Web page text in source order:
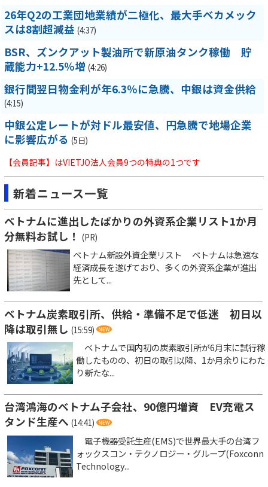
26年Q2の工業団地業績が二極化、最大手ベカメック
スは8割超減益 (4:37)
BSR、ズンクアット製油所で新原油タンク稼働 貯
蔵能力+12.5％増 (4:26)
銀行間翌日物金利が年6.3％に急騰、中銀は資金供給
(4:15)
中銀公定レートが対ドル最安値、円急騰で地場企業
に影響広がる (5日)
【会員記事】はVIETJO法人会員9つの特典の1つです
新着ニュース一覧
ベトナムに進出したばかりの外資系企業リスト1か月
分無料お試し！
(PR)
ベトナム新設外資企業リスト ベトナムは急速な
経済成長を遂げており、多くの外資系企業が進出
先として...
ベトナム炭素取引所、供給・準備不足で低迷 初日以
降は取引無し (15:59)
ベトナムで国内初の炭素取引所が6月末に試行稼
働したものの、初日の取引以降、1か月余りにわた
り新たな...
台湾鴻海のベトナム子会社、90億円増資 EV充電ス
タンド生産へ (14:41)
電子機器受託生産(EMS)で世界最大手の台湾フ
ォックスコン・テクノロジー・グループ(Foxconn
Technology...